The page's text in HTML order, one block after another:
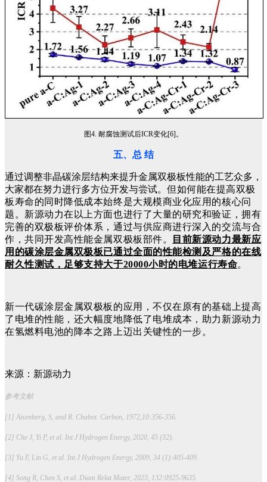
图4. 耐腐蚀测试后ICR变化[6]。
五、总 结
通过调整非晶碳涂层结构来提升金属双极板性能的工艺众多，
大家都在努力进行多方位开发与尝试。 但如何能在提高双极
板寿命的同时降低成本始终是大规模商业化应用的核心问
题。 新源动力在以上方面也进行了大量的研究和验证，拥有
完善的双极板评价体系，通过与供应商进行深入的交流与合
作，共同开发高性能金属双极板部件。
目前新源动力最新应
用的碳涂层金属双极板已通过全面的性能检测及严格的在线
耐久性测试，足够支持大于20000小时的电堆运行寿命。
新一代碳涂层金属双极板的应用，不仅在原有的基础上提高
了电堆的性能，还大幅度地降低了电堆成本，助力新源动力
在氢燃料电池的降本之路上迈出关键性的一步。
来源：新源动力
参考文献
[1] Aisenberg, S, and R. Chabot. Carbon, 1972,10:356-356.
[2] Che J, Yi P, et al. Int J Hydrogen Energy, 2020, 45 (32).
[3] Yu F, Lin G, et al. Int J Hydrogen Energy, 2009, 34 (1):405-409.
[4] Song R, Chen S, et al. Diam Relat Mater, 2023, 132:0925-9635.